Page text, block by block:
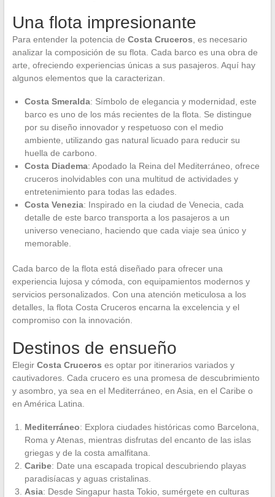
Una flota impresionante
Para entender la potencia de Costa Cruceros , es necesario
analizar la composición de su flota. Cada barco es una obra de
arte, ofreciendo experiencias únicas a sus pasajeros. Aquí hay
algunos elementos que la caracterizan.
Costa Smeralda: Símbolo de elegancia y modernidad, este
barco es uno de los más recientes de la flota. Se distingue
por su diseño innovador y respetuoso con el medio
ambiente, utilizando gas natural licuado para reducir su
huella de carbono.
Costa Diadema: Apodado la Reina del Mediterráneo, ofrece
cruceros inolvidables con una multitud de actividades y
entretenimiento para todas las edades.
Costa Venezia: Inspirado en la ciudad de Venecia, cada
detalle de este barco transporta a los pasajeros a un
universo veneciano, haciendo que cada viaje sea único y
memorable.
Cada barco de la flota está diseñado para ofrecer una
experiencia lujosa y cómoda, con equipamientos modernos y
servicios personalizados. Con una atención meticulosa a los
detalles, la flota Costa Cruceros encarna la excelencia y el
compromiso con la innovación.
Destinos de ensueño
Elegir Costa Cruceros es optar por itinerarios variados y
cautivadores. Cada crucero es una promesa de descubrimiento
y asombro, ya sea en el Mediterráneo, en Asia, en el Caribe o
en América Latina.
Mediterráneo: Explora ciudades históricas como Barcelona,
Roma y Atenas, mientras disfrutas del encanto de las islas
griegas y de la costa amalfitana.
Caribe: Date una escapada tropical descubriendo playas
paradisíacas y aguas cristalinas.
Asia: Desde Singapur hasta Tokio, sumérgete en culturas